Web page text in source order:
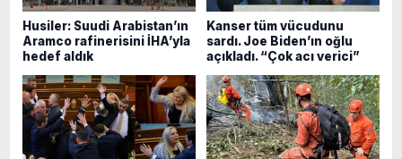
Husiler: Suudi Arabistan’ın
Aramco rafinerisini İHA’yla
hedef aldık
Kanser tüm vücudunu
sardı. Joe Biden’ın oğlu
açıkladı. “Çok acı verici”